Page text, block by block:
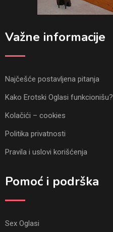
Važne informacije
Najčešće postavljena pitanja
Kako Erotski Oglasi funkcionišu?
Kolačići – cookies
Politika privatnosti
Pravila i uslovi korišćenja
Pomoć i podrška
Sex Oglasi